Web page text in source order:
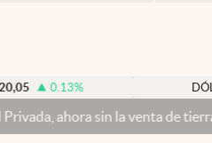
% DÓLAR BNA
sin la venta de tierras a